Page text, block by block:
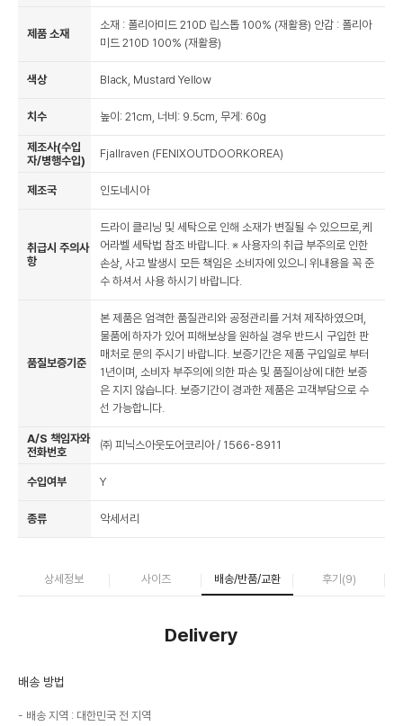
제품 소재
소재 : 폴리아미드 210D 립스톱 100% (재활용) 안감 : 폴리아
미드 210D 100% (재활용)
색상 Black, Mustard Yellow
치수 높이: 21cm, 너비: 9.5cm, 무게: 60g
제조사(수입
자/병행수입)
Fjallraven (FENIXOUTDOORKOREA)
제조국 인도네시아
취급시 주의사
항
드라이 클리닝 및 세탁으로 인해 소재가 변질될 수 있으므로,케
어라벨 세탁법 참조 바랍니다. ※ 사용자의 취급 부주의로 인한
손상, 사고 발생시 모든 책임은 소비자에 있으니 위내용을 꼭 준
수 하셔서 사용 하시기 바랍니다.
품질보증기준
본 제품은 엄격한 품질관리와 공정관리를 거쳐 제작하였으며,
물품에 하자가 있어 피해보상을 원하실 경우 반드시 구입한 판
매처로 문의 주시기 바랍니다. 보증기간은 제품 구입일로 부터
1년이며, 소비자 부주의에 의한 파손 및 품질이상에 대한 보증
은 지지 않습니다. 보증기간이 경과한 제품은 고객부담으로 수
선 가능합니다.
A/S 책임자와
전화번호
㈜ 피닉스아웃도어코리아 / 1566-8911
수입여부 Y
종류 악세서리
상세정보 사이즈 배송/반품/교환 후기(9)
Delivery
배송 방법
배송 지역 : 대한민국 전 지역